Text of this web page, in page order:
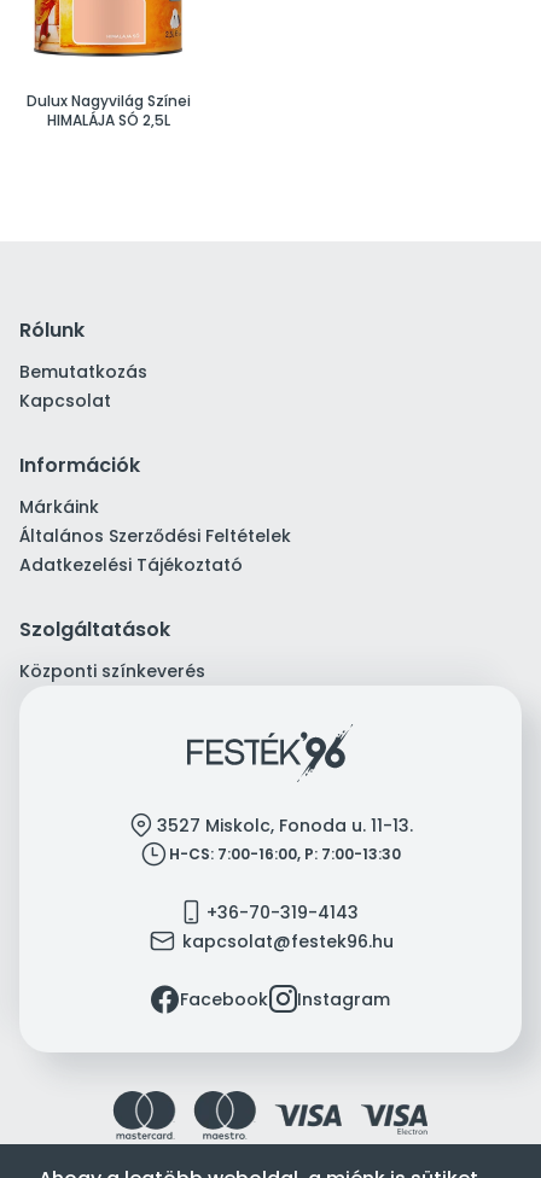
Dulux Nagyvilág Színei
HIMALÁJA SÓ 2,5L
Rólunk
Bemutatkozás
Kapcsolat
Információk
Márkáink
Általános Szerződési Feltételek
Adatkezelési Tájékoztató
Szolgáltatások
Központi színkeverés
location 3527 Miskolc, Fonoda u. 11-13.
clock H-CS: 7:00-16:00, P: 7:00-13:30
mobile +36-70-319-4143
mail kapcsolat@festek96.hu
facebookFacebookinstagramInstagram